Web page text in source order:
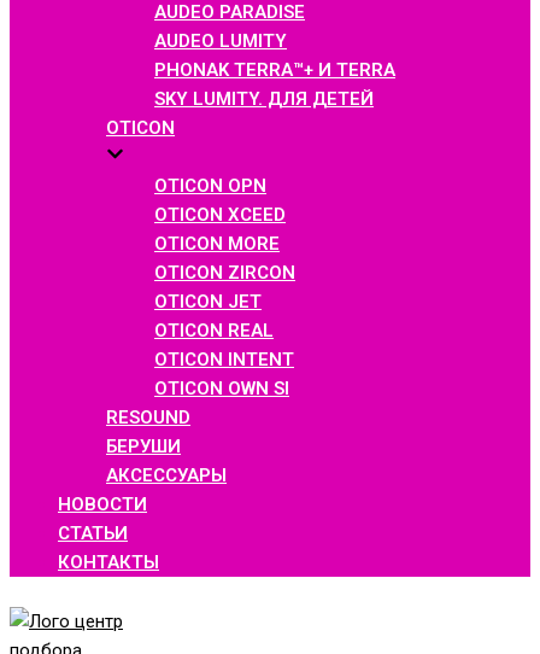
AUDEO PARADISE
AUDEO LUMITY
PHONAK TERRA™+ И TERRA
SKY LUMITY. ДЛЯ ДЕТЕЙ
OTICON
OTICON OPN
OTICON XCEED
OTICON MORE
OTICON ZIRCON
OTICON JET
OTICON REAL
OTICON INTENT
OTICON OWN SI
RESOUND
БЕРУШИ
АКСЕССУАРЫ
НОВОСТИ
СТАТЬИ
КОНТАКТЫ